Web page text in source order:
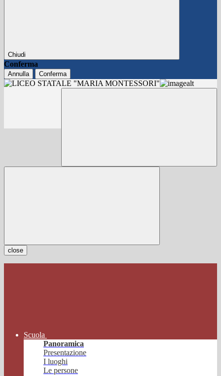
Chiudi
Conferma
Annulla Conferma
close
Scuola
Panoramica
Presentazione
I luoghi
Le persone